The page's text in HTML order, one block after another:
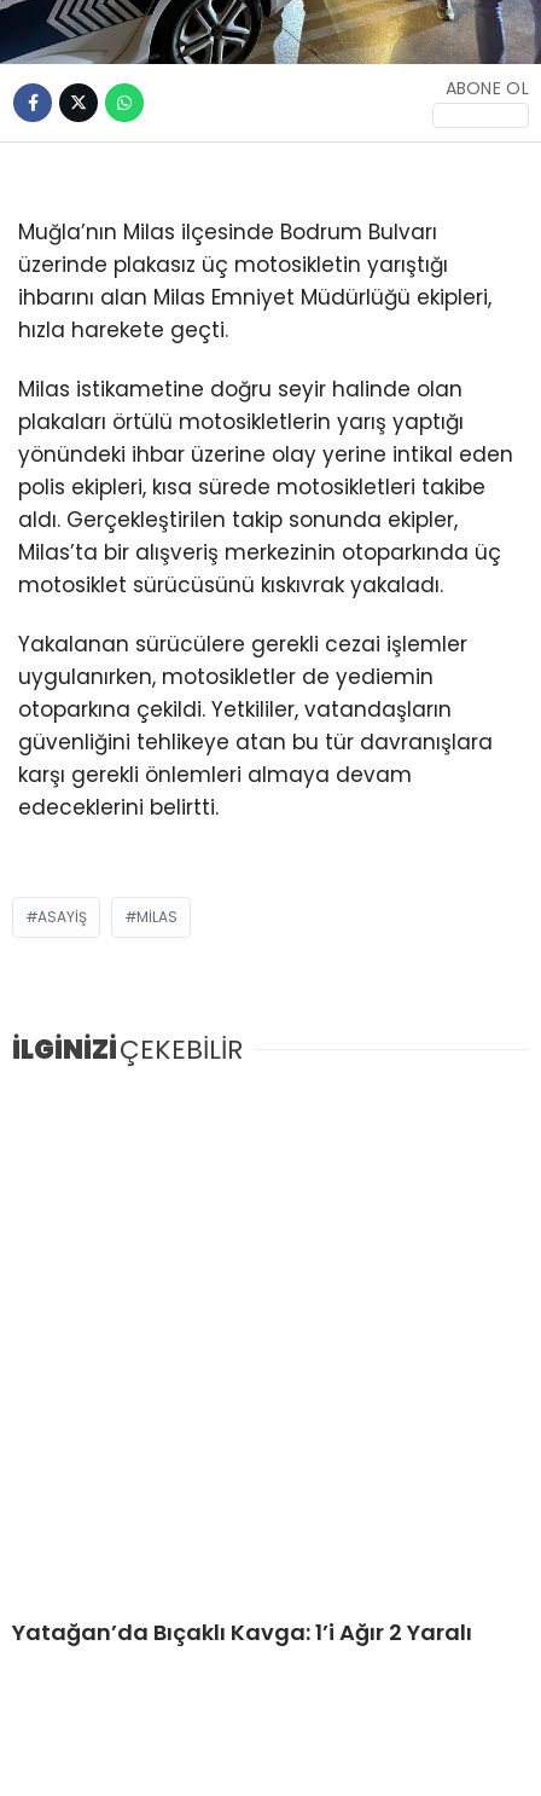
Instagram
ABONE OL
Muğla’nın Milas ilçesinde Bodrum Bulvarı
üzerinde plakasız üç motosikletin yarıştığı
ihbarını alan Milas Emniyet Müdürlüğü ekipleri,
hızla harekete geçti.
Milas istikametine doğru seyir halinde olan
plakaları örtülü motosikletlerin yarış yaptığı
yönündeki ihbar üzerine olay yerine intikal eden
polis ekipleri, kısa sürede motosikletleri takibe
aldı. Gerçekleştirilen takip sonunda ekipler,
Milas’ta bir alışveriş merkezinin otoparkında üç
motosiklet sürücüsünü kıskıvrak yakaladı.
Yakalanan sürücülere gerekli cezai işlemler
uygulanırken, motosikletler de yediemin
otoparkına çekildi. Yetkililer, vatandaşların
güvenliğini tehlikeye atan bu tür davranışlara
karşı gerekli önlemleri almaya devam
edeceklerini belirtti.
ASAYIŞ MILAS
İLGİNİZİÇEKEBİLİR
Yatağan’da Bıçaklı Kavga: 1’i Ağır 2 Yaralı